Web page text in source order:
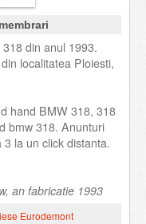
din anul 1993.
localitatea Ploiesti,
hand BMW 318, 318
bmw 318. Anunturi
la un click distanta.
an fabricatie 1993
Eurodemont